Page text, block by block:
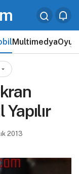
MultimedyaOyun
Yapılır
2013